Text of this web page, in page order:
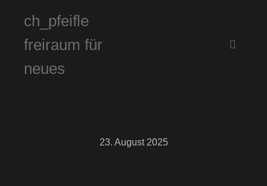
ch_pfeifle
freiraum für
neues
23. August 2025